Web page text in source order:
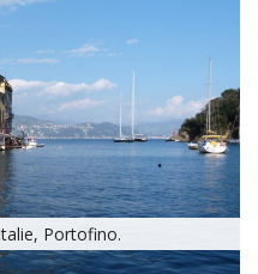
Portofino.